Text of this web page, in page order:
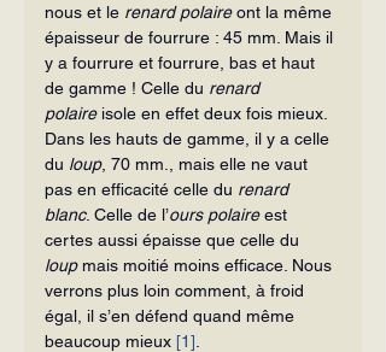
nous et le renard polaire ont la même
épaisseur de fourrure : 45 mm. Mais il
y a fourrure et fourrure, bas et haut
de gamme ! Celle du renard
polaire isole en effet deux fois mieux.
Dans les hauts de gamme, il y a celle
du loup, 70 mm., mais elle ne vaut
pas en efficacité celle du renard
blanc. Celle de l’ours polaire est
certes aussi épaisse que celle du
loup mais moitié moins efficace. Nous
verrons plus loin comment, à froid
égal, il s’en défend quand même
beaucoup mieux [1]